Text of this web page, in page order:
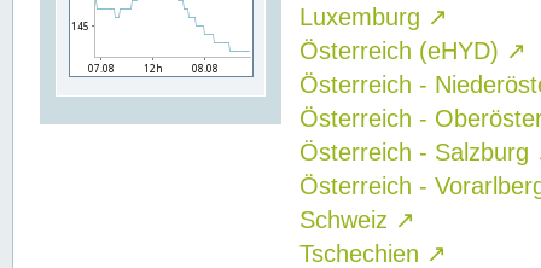
Luxemburg ↗
Österreich (eHYD) ↗
Österreich -
Österreich -
Österreich - Salzburg
Österreich -
Schweiz ↗
Tschechien ↗